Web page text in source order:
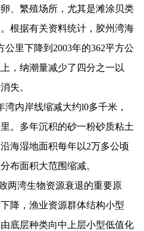
、繁殖场所，尤其是滩涂贝类
根据有关资料统计，胶州湾海
公里下降到 2003年的362平方公
，纳潮量减少了四分之一以
失。
湾内岸线缩减大约l0多千米，
。多年沉积的砂一粉砂质粘土
海湿地面积每年以2万多公顷
布面积大范围缩减。
两湾生物资源衰退的重要原
降，渔业资源群体结构小型
底层种类向中上层小型低值化